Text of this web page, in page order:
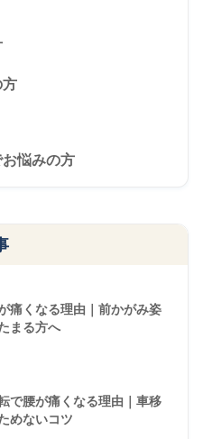
方
悩みの方
痛くなる理由｜前かがみ姿
まる方へ
で腰が痛くなる理由｜車移
めないコツ